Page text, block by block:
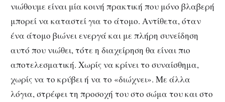
νιώθουμε είναι μία κοινή πρακτική που μόνο βλαβερή
μπορεί να καταστεί για το άτομο. Αντίθετα, όταν
ένα άτομο βιώνει ενεργά και με πλήρη συνείδηση
αυτό που νιώθει, τότε η διαχείρηση θα είναι πιο
αποτελεσματική. Χωρίς να κρίνει το συναίσθημα,
χωρίς να το κρύβει ή να το «διώχνει». Με άλλα
λόγια, στρέφει τη προσοχή του στο σώμα του και στο